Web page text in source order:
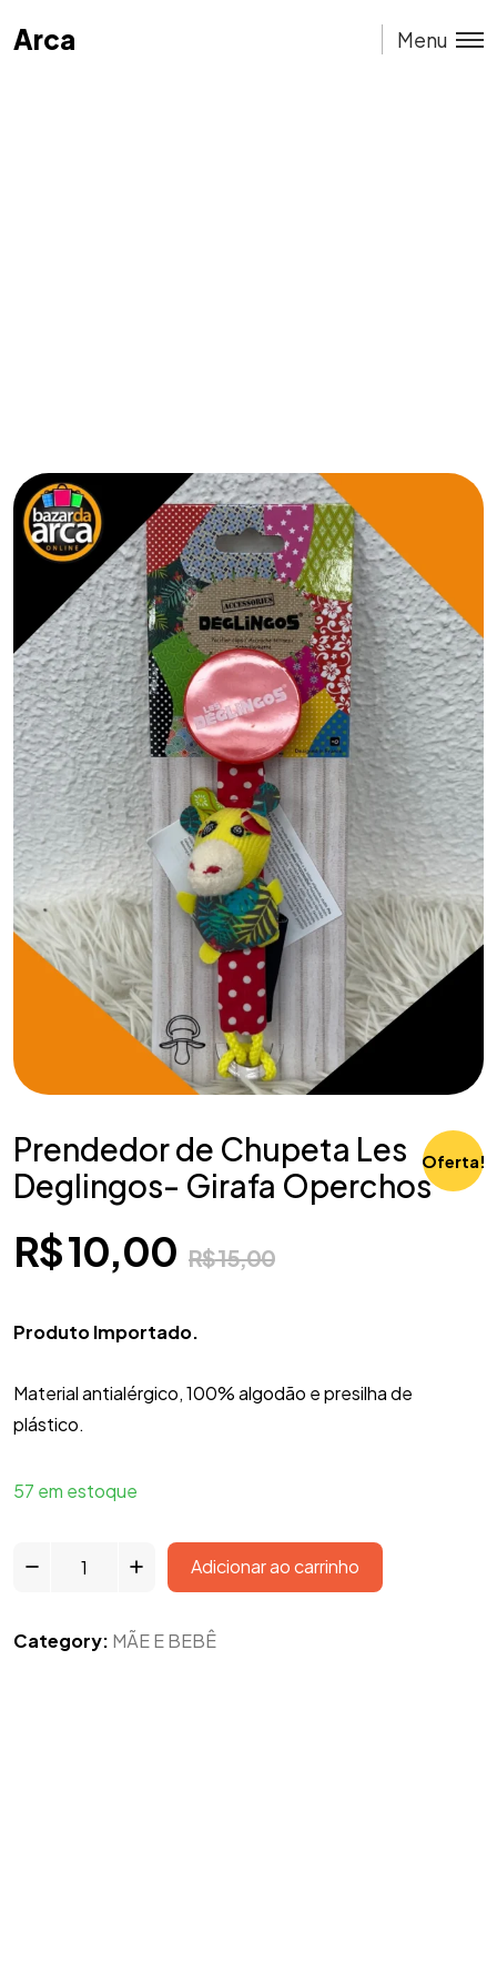
Arca
Arca Menu
Oferta!
Prendedor de Chupeta Les
Deglingos- Girafa Operchos
R$15,00
R$10,00
Produto Importado.
Material antialérgico, 100% algodão e presilha de
plástico.
57 em estoque
Adicionar ao carrinho
Category: MÃE E BEBÊ